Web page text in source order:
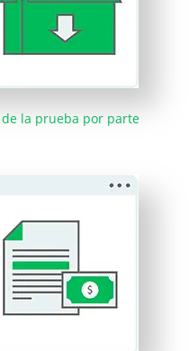
la prueba por parte